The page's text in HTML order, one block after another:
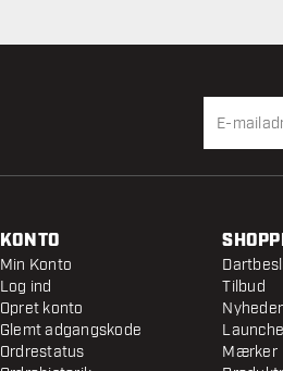
KONTO
Min Konto
Log ind
Opret konto
Glemt adgangskode
Ordrestatus
Tilbud
Nyheder
Mærker